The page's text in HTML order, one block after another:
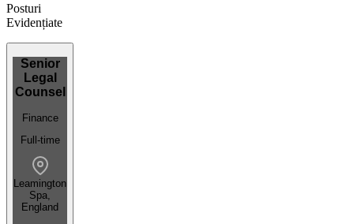
Posturi
Evidențiate
Senior
Legal
Counsel
Finance
Full-time
Leamington
Spa,
England